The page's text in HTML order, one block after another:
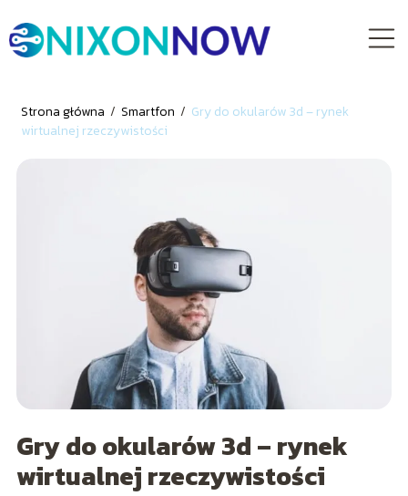
Strona główna / Smartfon / Gry do okularów 3d – rynek
wirtualnej rzeczywistości
Gry do okularów 3d – rynek
wirtualnej rzeczywistości